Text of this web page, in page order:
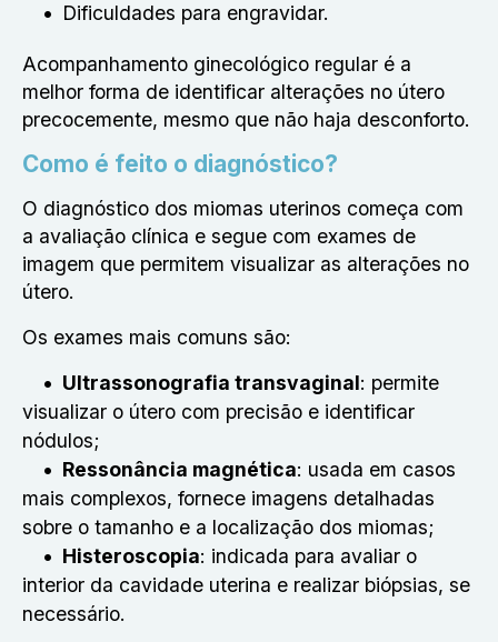
Dificuldades para engravidar.
Acompanhamento ginecológico regular é a
melhor forma de identificar alterações no útero
precocemente, mesmo que não haja desconforto.
Como é feito o diagnóstico?
O diagnóstico dos miomas uterinos começa com
a avaliação clínica e segue com exames de
imagem que permitem visualizar as alterações no
útero.
Os exames mais comuns são:
Ultrassonografia transvaginal: permite
visualizar o útero com precisão e identificar
nódulos;
Ressonância magnética: usada em casos
mais complexos, fornece imagens detalhadas
sobre o tamanho e a localização dos miomas;
Histeroscopia: indicada para avaliar o
interior da cavidade uterina e realizar biópsias, se
necessário.